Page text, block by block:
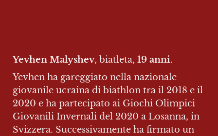
Yevhen Malyshev, biatleta, 19 anni.
Yevhen ha gareggiato nella nazionale
giovanile ucraina di biathlon tra il 2018 e il
2020 e ha partecipato ai Giochi Olimpici
Giovanili Invernali del 2020 a Losanna, in
Svizzera. Successivamente ha firmato un